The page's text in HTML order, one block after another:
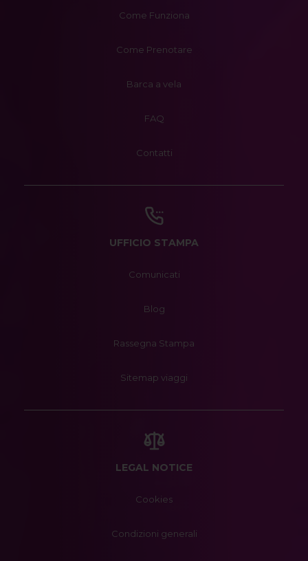
Come Funziona
Come Prenotare
Barca a vela
FAQ
Contatti
UFFICIO STAMPA
Comunicati
Blog
Rassegna Stampa
Sitemap viaggi
LEGAL NOTICE
Cookies
Condizioni generali